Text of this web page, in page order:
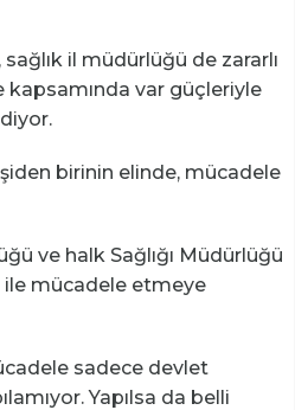
il müdürlüğü de zararlı
kapsamında var güçleriyle
birinin elinde, mücadele
ve halk Sağlığı Müdürlüğü
ile mücadele etmeye
sadece devlet
Yapılsa da belli